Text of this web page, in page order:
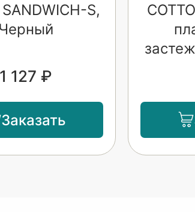
SANDWICH-S,
Черный
1 127 ₽
Заказать